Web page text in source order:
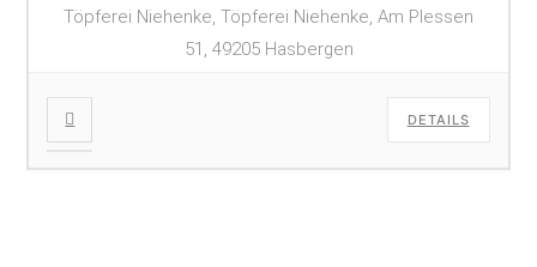
Töpferei Niehenke, Töpferei Niehenke, Am Plessen
51, 49205 Hasbergen
DETAILS